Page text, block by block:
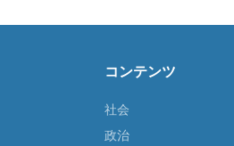
コンテンツ
社会
政治